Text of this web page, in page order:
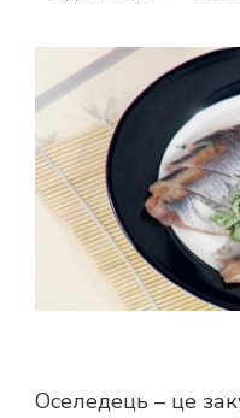
Оселедець – це